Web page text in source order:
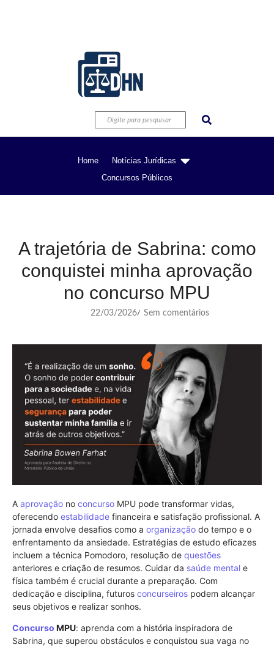
Home
Notícias Jurídicas
Concursos Públicos
A trajetória de Sabrina: como
conquistei minha aprovação
no concurso MPU
22/03/2026/ Sem comentários
A aprovação no concurso MPU pode transformar vidas,
oferecendo estabilidade financeira e satisfação profissional. A
jornada envolve desafios como a organização do tempo e o
enfrentamento da ansiedade. Estratégias de estudo eficazes
incluem a técnica Pomodoro, resolução de questões
anteriores e criação de resumos. Cuidar da saúde mental e
física também é crucial durante a preparação. Com
dedicação e disciplina, futuros concurseiros podem alcançar
seus objetivos e realizar sonhos.
Concurso MPU: aprenda com a história inspiradora de
Sabrina, que superou obstáculos e conquistou sua vaga no